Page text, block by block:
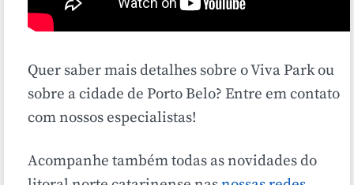
Quer saber mais detalhes sobre o Viva Park ou
sobre a cidade de Porto Belo? Entre em contato
com nossos especialistas!
Acompanhe também todas as novidades do